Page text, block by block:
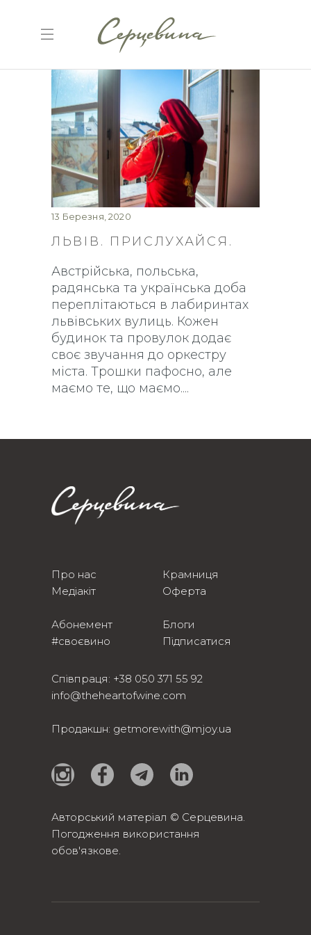
13 Березня, 2020
ЛЬВІВ. ПРИСЛУХАЙСЯ.
Австрійська, польська,
радянська та українська доба
переплітаються в лабиринтах
львівських вулиць. Кожен
будинок та провулок додає
своє звучання до оркестру
міста. Трошки пафосно, але
маємо те, що маємо.
Про нас
Медіакіт
Абонемент
#своєвино
Крамниця
Оферта
Блоги
Підписатися
Співпраця: +38 050 371 55 92
info@theheartofwine.com
Продакшн: getmorewith@mjoy.ua
Авторський матеріал © Серцевина.
Погодження використання
обов'язкове.